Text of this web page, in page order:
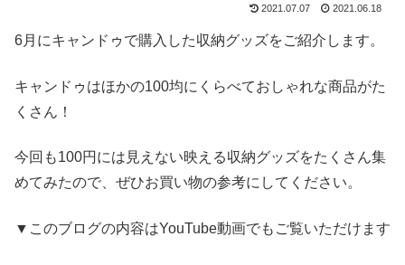
2021.07.07 2021.06.18
6月にキャンドゥで購入した収納グッズをご紹介します。
キャンドゥはほかの100均にくらべておしゃれな商品がた
くさん！
今回も100円には見えない映える収納グッズをたくさん集
めてみたので、ぜひお買い物の参考にしてください。
▼このブログの内容はYouTube動画でもご覧いただけます